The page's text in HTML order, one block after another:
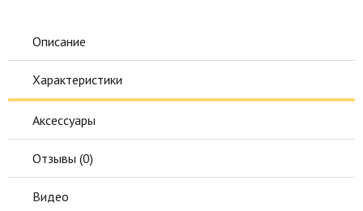
Описание
Характеристики
Аксессуары
Отзывы (0)
Видео